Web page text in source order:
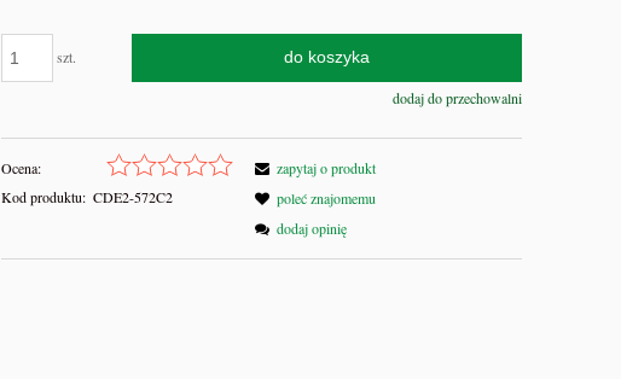
szt. do koszyka
dodaj do przechowalni
Ocena:
Kod produktu: CDE2-572C2
zapytaj o produkt
poleć znajomemu
dodaj opinię